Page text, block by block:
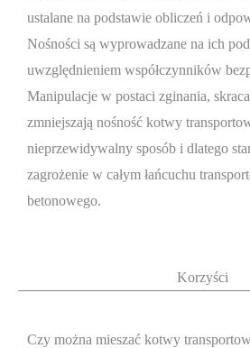
ustalane na podstawie obliczeń i
Nośności są wyprowadzane na ich
uwzględnieniem współczynników
Manipulacje w postaci zginania,
zmniejszają nośność kotwy
nieprzewidywalny sposób i dlatego
zagrożenie w całym łańcuchu
betonowego.
Korzyści
Czy można mieszać kotwy